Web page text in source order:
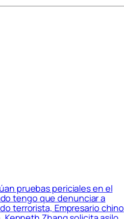
pruebas periciales en el
tengo que denunciar a
terrorista, Empresario chino